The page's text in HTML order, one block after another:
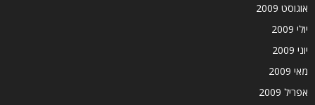
אוגוסט 2009
יולי 2009
יוני 2009
מאי 2009
אפריל 2009